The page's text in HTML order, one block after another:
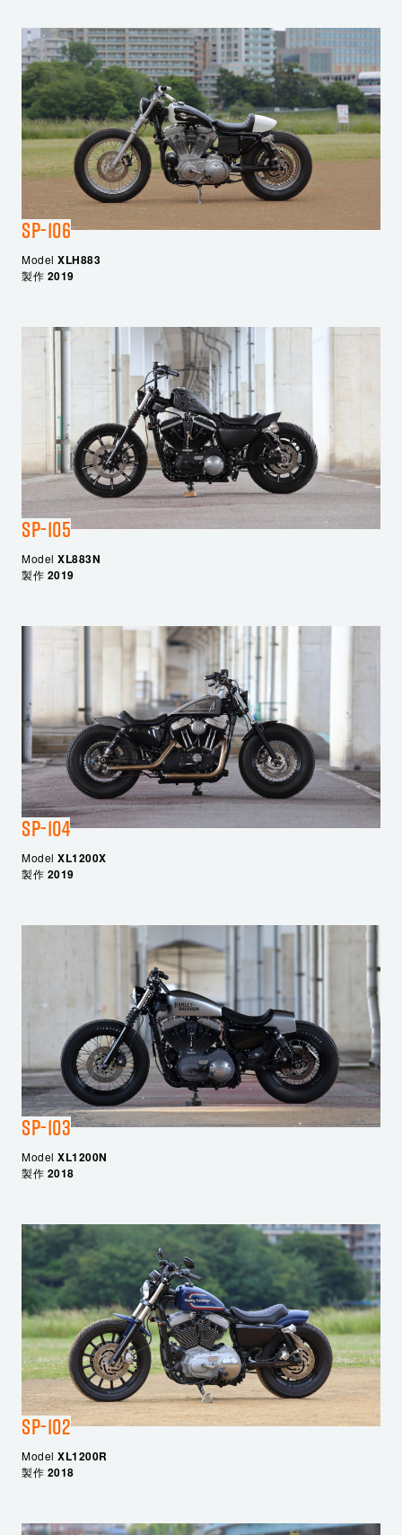
SP-106
Model XLH883
製作 2019
SP-105
Model XL883N
製作 2019
SP-104
Model XL1200X
製作 2019
SP-103
Model XL1200N
製作 2018
SP-102
Model XL1200R
製作 2018